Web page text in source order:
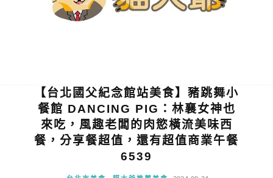
【台北國父紀念館站美食】豬跳舞小
餐館 DANCING PIG：林襄女神也
來吃，風趣老闆的肉慾橫流美味西
餐，分享餐超值，還有超值商業午餐
6539